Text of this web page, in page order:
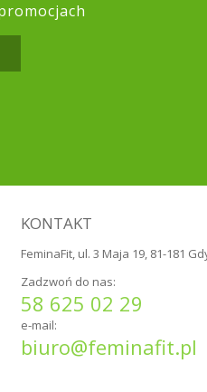
KONTAKT
FeminaFit, ul. 3 Maja 19, 81-181
Zadzwoń do nas:
58 625 02 29
e-mail:
biuro@feminafit.pl